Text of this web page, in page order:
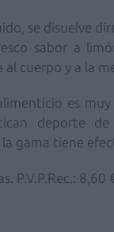
, se disuelve
sabor a
cuerpo y a la
es
deporte de
gama tiene
P.V.P.Rec.: 8,60